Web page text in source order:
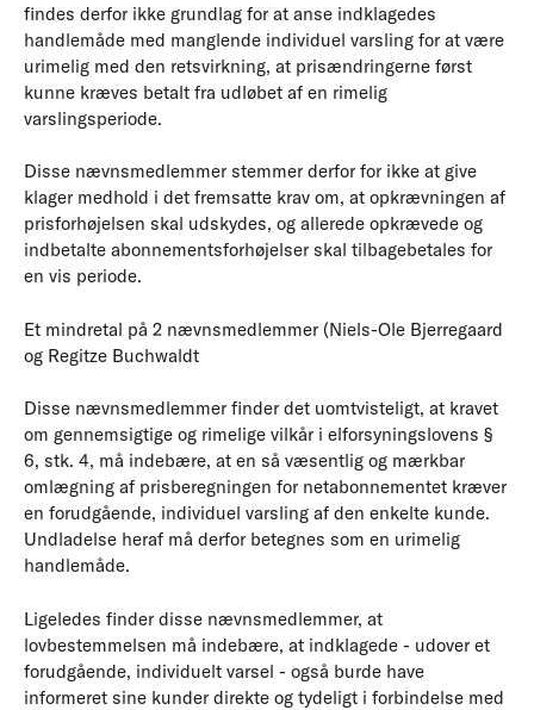
findes derfor ikke grundlag for at anse indklagedes
handlemåde med manglende individuel varsling for at være
urimelig med den retsvirkning, at prisændringerne først
kunne kræves betalt fra udløbet af en rimelig
varslingsperiode.
Disse nævnsmedlemmer stemmer derfor for ikke at give
klager medhold i det fremsatte krav om, at opkrævningen af
prisforhøjelsen skal udskydes, og allerede opkrævede og
indbetalte abonnementsforhøjelser skal tilbagebetales for
en vis periode.
Et mindretal på 2 nævnsmedlemmer (Niels-Ole Bjerregaard
og Regitze Buchwaldt
Disse nævnsmedlemmer finder det uomtvisteligt, at kravet
om gennemsigtige og rimelige vilkår i elforsyningslovens §
6, stk. 4, må indebære, at en så væsentlig og mærkbar
omlægning af prisberegningen for netabonnementet kræver
en forudgående, individuel varsling af den enkelte kunde.
Undladelse heraf må derfor betegnes som en urimelig
handlemåde.
Ligeledes finder disse nævnsmedlemmer, at
lovbestemmelsen må indebære, at indklagede - udover et
forudgående, individuelt varsel - også burde have
informeret sine kunder direkte og tydeligt i forbindelse med